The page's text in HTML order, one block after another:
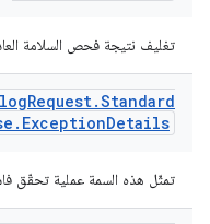
تغليف نتيجة فحص السلامة
Request.Standard
. ExceptionDetails
تمثّل هذه السمة عملية تحقّق